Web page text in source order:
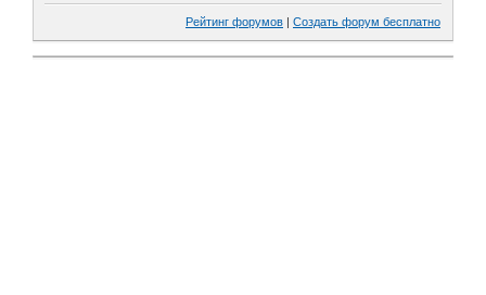
Рейтинг форумов Создать форум бесплатно